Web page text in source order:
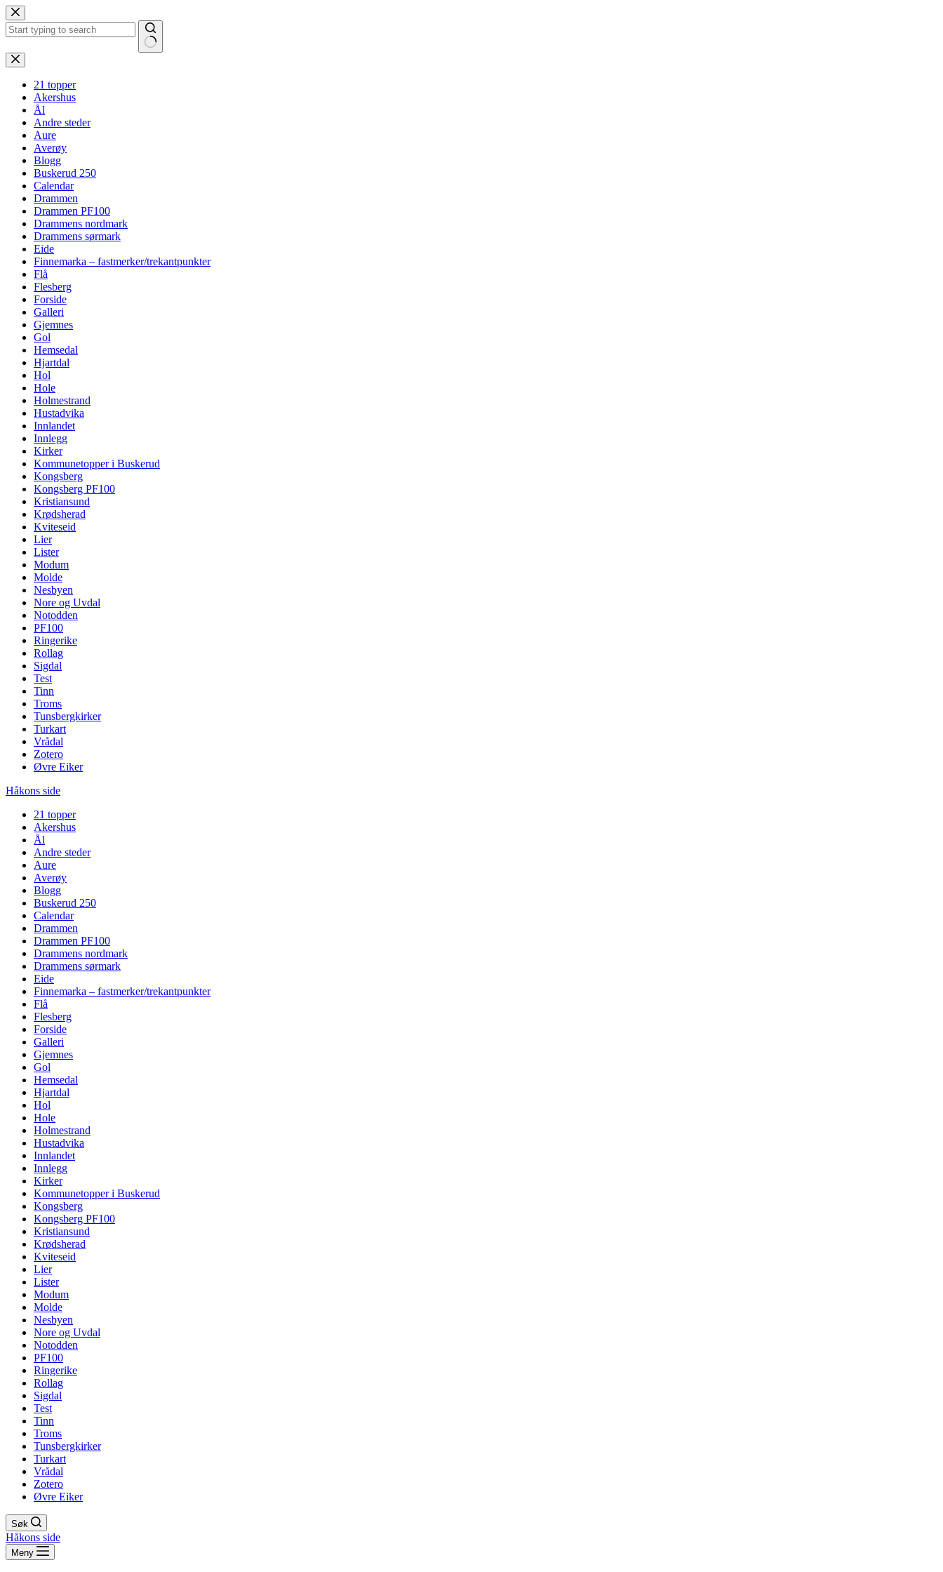
Hopp
til
innholdet
Ingen
resultater
21 topper
Akershus
Ål
Andre steder
Aure
Averøy
Blogg
Buskerud 250
Calendar
Drammen
Drammen PF100
Drammens nordmark
Drammens sørmark
Eide
Finnemarka – fastmerker/trekantpunkter
Flå
Flesberg
Forside
Galleri
Gjemnes
Gol
Hemsedal
Hjartdal
Hol
Hole
Holmestrand
Hustadvika
Innlandet
Innlegg
Kirker
Kommunetopper i Buskerud
Kongsberg
Kongsberg PF100
Kristiansund
Krødsherad
Kviteseid
Lier
Lister
Modum
Molde
Nesbyen
Nore og Uvdal
Notodden
PF100
Ringerike
Rollag
Sigdal
Test
Tinn
Troms
Tunsbergkirker
Turkart
Vrådal
Zotero
Øvre Eiker
Håkons side
21 topper
Akershus
Ål
Andre steder
Aure
Averøy
Blogg
Buskerud 250
Calendar
Drammen
Drammen PF100
Drammens nordmark
Drammens sørmark
Eide
Finnemarka – fastmerker/trekantpunkter
Flå
Flesberg
Forside
Galleri
Gjemnes
Gol
Hemsedal
Hjartdal
Hol
Hole
Holmestrand
Hustadvika
Innlandet
Innlegg
Kirker
Kommunetopper i Buskerud
Kongsberg
Kongsberg PF100
Kristiansund
Krødsherad
Kviteseid
Lier
Lister
Modum
Molde
Nesbyen
Nore og Uvdal
Notodden
PF100
Ringerike
Rollag
Sigdal
Test
Tinn
Troms
Tunsbergkirker
Turkart
Vrådal
Zotero
Øvre Eiker
Søk
Håkons side
Meny